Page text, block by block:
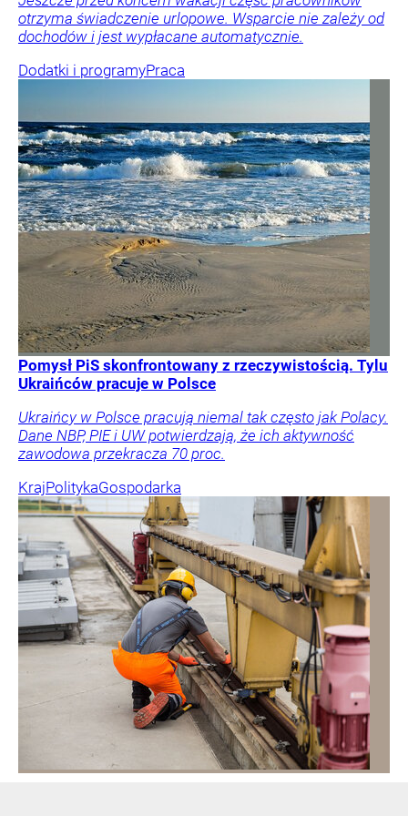
otrzyma świadczenie urlopowe. Wsparcie nie zależy od
dochodów i jest wypłacane automatycznie.
Dodatki i programyPraca
Pomysł PiS skonfrontowany z rzeczywistością. Tylu
Ukraińców pracuje w Polsce
Ukraińcy w Polsce pracują niemal tak często jak Polacy.
Dane NBP, PIE i UW potwierdzają, że ich aktywność
zawodowa przekracza 70 proc.
KrajPolitykaGospodarka